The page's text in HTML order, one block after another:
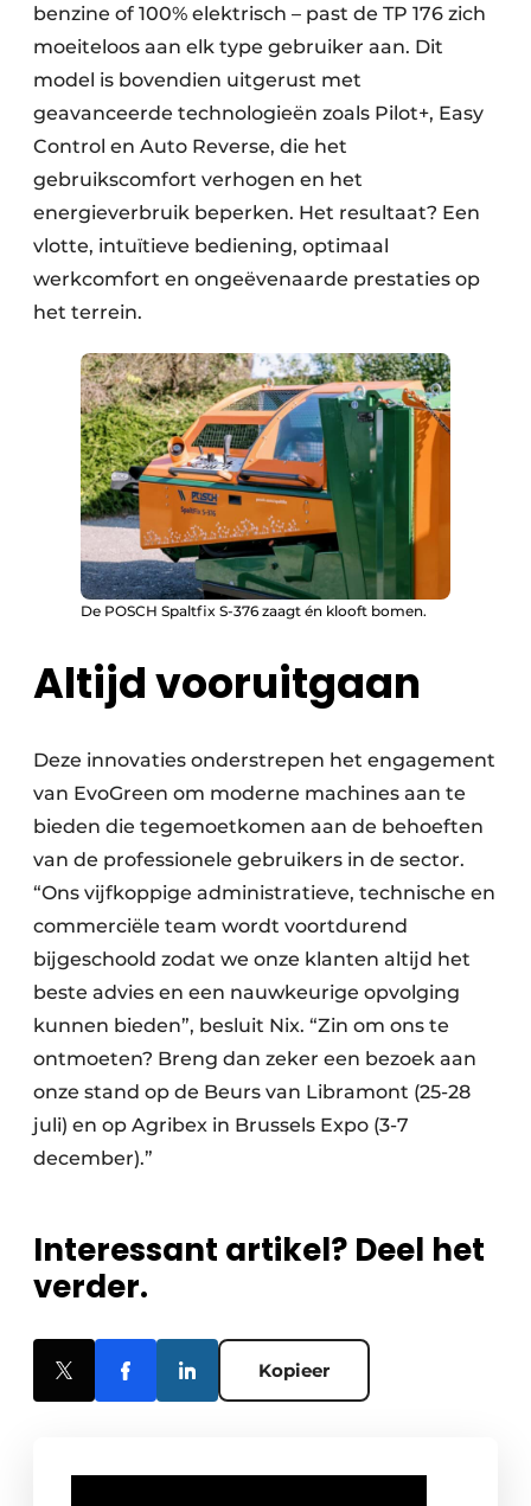
benzine of 100% elektrisch – past de TP 176 zich
moeiteloos aan elk type gebruiker aan. Dit
model is bovendien uitgerust met
geavanceerde technologieën zoals Pilot+, Easy
Control en Auto Reverse, die het
gebruikscomfort verhogen en het
energieverbruik beperken. Het resultaat? Een
vlotte, intuïtieve bediening, optimaal
werkcomfort en ongeëvenaarde prestaties op
het terrein.
De POSCH Spaltfix S-376 zaagt én klooft bomen.
Altijd vooruitgaan
Deze innovaties onderstrepen het engagement
van EvoGreen om moderne machines aan te
bieden die tegemoetkomen aan de behoeften
van de professionele gebruikers in de sector.
“Ons vijfkoppige administratieve, technische en
commerciële team wordt voortdurend
bijgeschoold zodat we onze klanten altijd het
beste advies en een nauwkeurige opvolging
kunnen bieden”, besluit Nix. “Zin om ons te
ontmoeten? Breng dan zeker een bezoek aan
onze stand op de Beurs van Libramont (25-28
juli) en op Agribex in Brussels Expo (3-7
december).”
Interessant artikel? Deel het
verder.
Kopieer